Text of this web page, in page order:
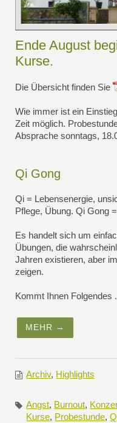
Ende August
Kurse.
Die Übersicht finden Sie
Wie immer ist ein
Zeit möglich.
Absprache sonntags,
Qi Gong
Qi = Lebensenergie,
Pflege, Übung. Qi Gong
Es handelt sich um
Übungen, die
Jahren existieren, aber
zeigen.
Kommt Ihnen Folgendes
MEHR →
Archiv, Highlights
Angst, Burnout,
Kurse, Probestunde,